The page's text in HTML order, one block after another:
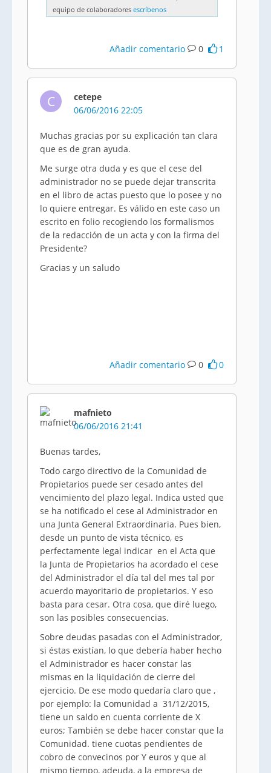
equipo de colaboradores escríbenos
Añadir comentario 0 1
C
cetepe
06/06/2016 22:05
Muchas gracias por su explicación tan clara
que es de gran ayuda.
Me surge otra duda y es que el cese del
administrador no se puede dejar transcrita
en el libro de actas puesto que lo posee y no
lo quiere entregar. Es válido en este caso un
escrito en folio recogiendo los formalismos
de la redacción de un acta y con la firma del
Presidente?
Gracias y un saludo
Añadir comentario 0 0
mafnieto
06/06/2016 21:41
Buenas tardes,
Todo cargo directivo de la Comunidad de
Propietarios puede ser cesado antes del
vencimiento del plazo legal. Indica usted que
se ha notificado el cese al Administrador en
una Junta General Extraordinaria. Pues bien,
desde un punto de vista técnico, es
perfectamente legal indicar en el Acta que
la Junta de Propietarios ha acordado el cese
del Administrador el día tal del mes tal por
acuerdo mayoritario de propietarios. Y eso
basta para cesar. Otra cosa, que diré luego,
son las posibles consecuencias.
Sobre deudas pasadas con el Administrador,
si éstas existían, lo que debería haber hecho
el Administrador es hacer constar las
mismas en la liquidación de cierre del
ejercicio. De ese modo quedaría claro que ,
por ejemplo: la Comunidad a 31/12/2015,
tiene un saldo en cuenta corriente de X
euros; También se debe hacer constar que la
Comunidad. tiene cuotas pendientes de
cobro de convecinos por Y euros y que al
mismo tiempo, adeuda, a la empresa de